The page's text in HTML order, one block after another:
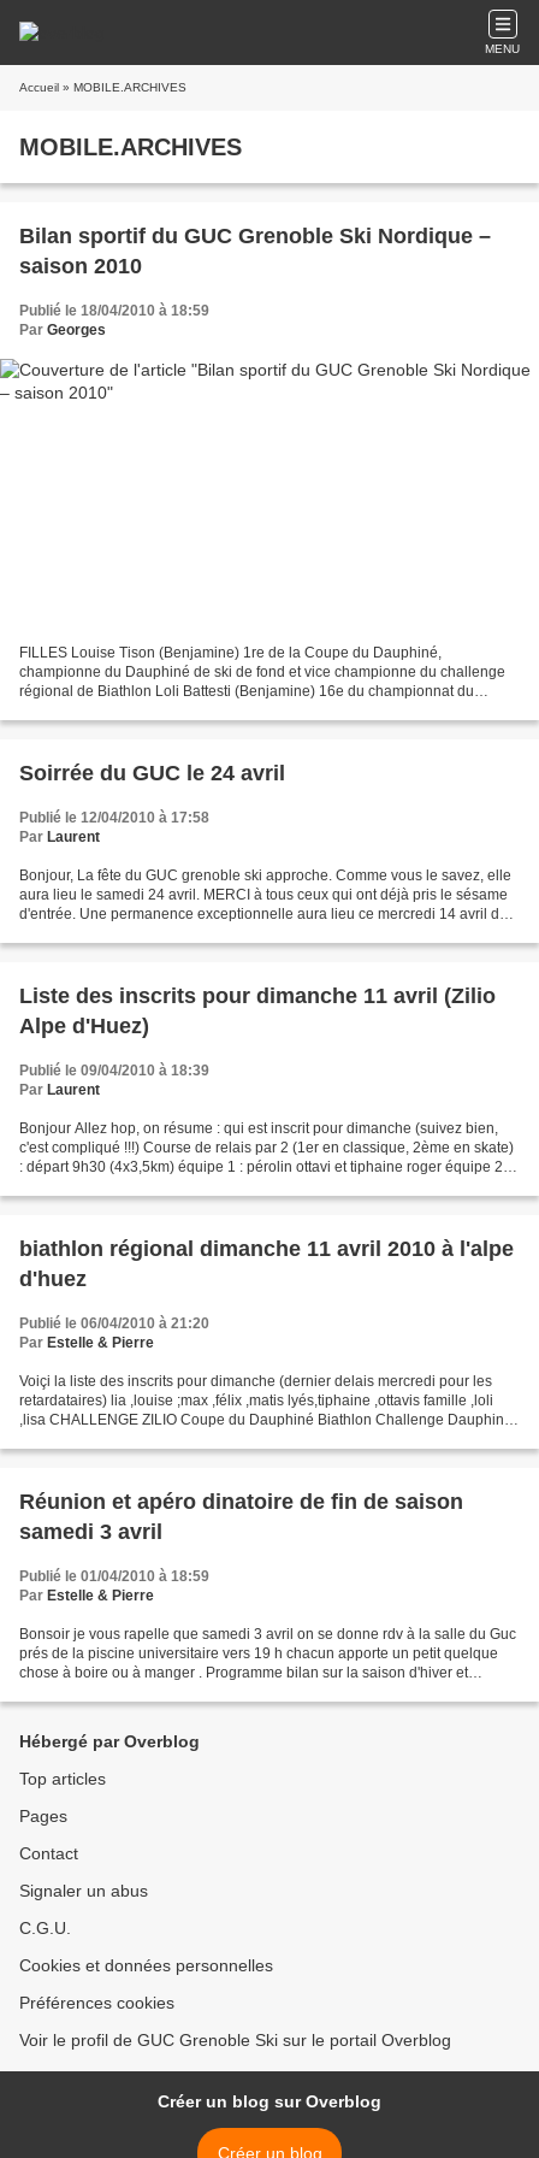
MENU
Accueil » MOBILE.ARCHIVES
MOBILE.ARCHIVES
Bilan sportif du GUC Grenoble Ski Nordique –
saison 2010
Publié le 18/04/2010 à 18:59
Par Georges
FILLES Louise Tison (Benjamine) 1re de la Coupe du Dauphiné,
championne du Dauphiné de ski de fond et vice championne du challenge
régional de Biathlon Loli Battesti (Benjamine) 16e du championnat du
Soirrée du GUC le 24 avril
Publié le 12/04/2010 à 17:58
Par Laurent
Bonjour, La fête du GUC grenoble ski approche. Comme vous le savez, elle
aura lieu le samedi 24 avril. MERCI à tous ceux qui ont déjà pris le sésame
d'entrée. Une permanence exceptionnelle aura lieu ce mercredi 14 avril de
Liste des inscrits pour dimanche 11 avril (Zilio
Alpe d'Huez)
Publié le 09/04/2010 à 18:39
Par Laurent
Bonjour Allez hop, on résume : qui est inscrit pour dimanche (suivez bien,
c'est compliqué !!!) Course de relais par 2 (1er en classique, 2ème en skate)
: départ 9h30 (4x3,5km) équipe 1 : pérolin ottavi et tiphaine roger équipe 2 :
biathlon régional dimanche 11 avril 2010 à l'alpe
d'huez
Publié le 06/04/2010 à 21:20
Par Estelle & Pierre
Voiçi la liste des inscrits pour dimanche (dernier delais mercredi pour les
retardataires) lia ,louise ;max ,félix ,matis lyés,tiphaine ,ottavis famille ,loli
,lisa CHALLENGE ZILIO Coupe du Dauphiné Biathlon Challenge Dauphiné
Réunion et apéro dinatoire de fin de saison
samedi 3 avril
Publié le 01/04/2010 à 18:59
Par Estelle & Pierre
Bonsoir je vous rapelle que samedi 3 avril on se donne rdv à la salle du Guc
prés de la piscine universitaire vers 19 h chacun apporte un petit quelque
chose à boire ou à manger . Programme bilan sur la saison d'hiver et
Hébergé par Overblog
Top articles
Pages
Contact
Signaler un abus
C.G.U.
Cookies et données personnelles
Préférences cookies
Voir le profil de GUC Grenoble Ski sur le portail Overblog
Créer un blog sur Overblog
Créer un blog